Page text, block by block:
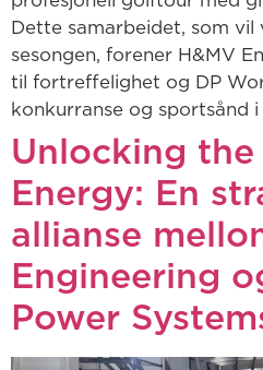
Dette samarbeidet, som
sesongen, forener H&MV
til fortreffelighet og DP
konkurranse og sportsånd i
Unlocking
Energy: En
allianse
Engineering
Power